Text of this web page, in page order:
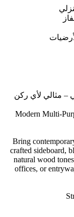
– مثالي لأي ركن
Modern Multi-
Bring
crafted sideboard,
natural wood
offices, or